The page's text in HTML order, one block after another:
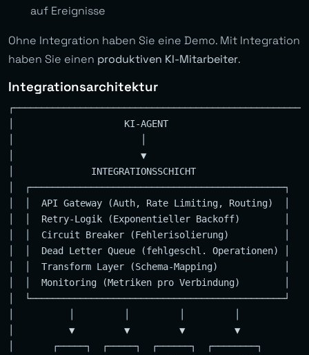
auf Ereignisse
Ohne Integration haben Sie eine Demo. Mit Integration
haben Sie einen produktiven KI-Mitarbeiter.
Integrationsarchitektur
│                    KI-AGENT
│                       ▼
│              INTEGRATIONSSCHICHT
│  ┌──────────────────────────────────────────────┐
│  │  API Gateway (Auth, Rate Limiting, Routing)  │
│  │  Retry-Logik (Exponentieller Backoff)        │
│  │  Circuit Breaker (Fehlerisolierung)          │
│  │  Dead Letter Queue (fehlgeschl. Operationen) │
│  │  Transform Layer (Schema-Mapping)            │
│  │  Monitoring (Metriken pro Verbindung)        │
│  └──────────────────────────────────────────────┘
│          ▼         ▼         ▼         ▼
│       ┌─────┐  ┌─────┐  ┌──────┐  ┌────────┐       │